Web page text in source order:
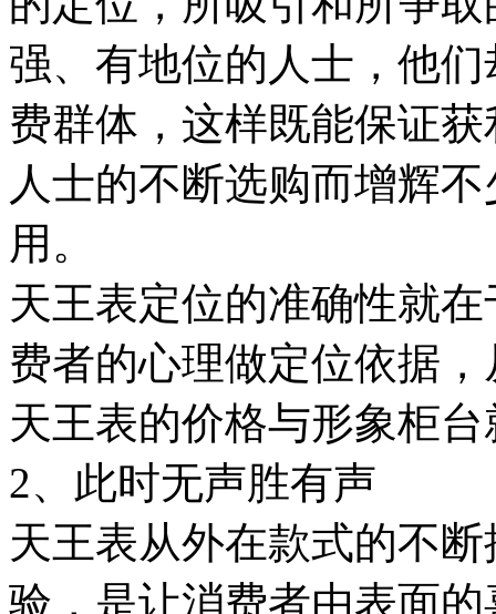
强、有地位的人士，他
费群体，这样既能保证
人士的不断选购而增辉
用。
天王表定位的准确性就
费者的心理做定位依据
天王表的价格与形象柜
2、此时无声胜有声
天王表从外在款式的不
验，是让消费者由表面